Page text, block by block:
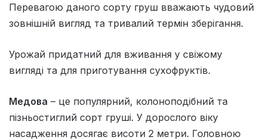
Перевагою даного сорту груш вважають чудовий
зовнішній вигляд та тривалий термін зберігання.
Урожай придатний для вживання у свіжому
вигляді та для приготування сухофруктів.
Медова – це популярний, колоноподібний та
пізньостиглий сорт груші. У дорослого віку
насадження досягає висоти 2 метри. Головною